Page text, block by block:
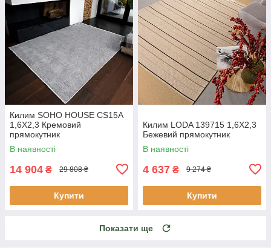
Килим SOHO HOUSE CS15A
1,6Х2,3 Кремовий
прямокутник
В наявності
14 904 ₴ 29 808 ₴
Купити
Килим LODA 139715 1,6Х2,3
Бежевий прямокутник
В наявності
4 637 ₴ 9 274 ₴
Купити
Показати ще